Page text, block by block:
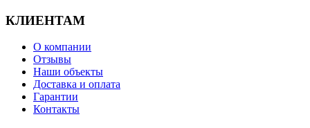
КЛИЕНТАМ
О компании
Отзывы
Наши объекты
Доставка и оплата
Гарантии
Контакты